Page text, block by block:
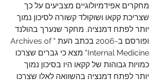
מחקרים אפידמיולוגיים מצביעים על כך
שצריכת קקאו ושוקולד קשורה לסיכון נמוך
יותר לפתח דמנציה. מחקר שנערך בהולנד
ופורסם ב-2006 בכתב העת "Archives of
Internal Medicine" מצא כי גברים שצרכו
כמויות גבוהות של קקאו היו בסיכון נמוך
יותר לפתח דמנציה בהשוואה לאלו שצרכו